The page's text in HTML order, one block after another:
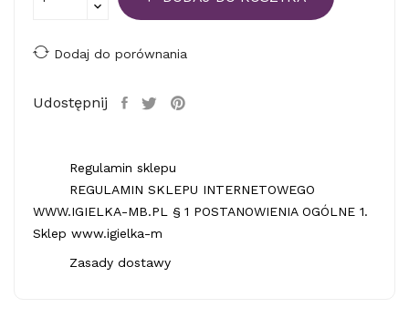
Dodaj do porównania
Udostępnij
Regulamin sklepu
REGULAMIN SKLEPU INTERNETOWEGO
WWW.IGIELKA-MB.PL § 1 POSTANOWIENIA OGÓLNE 1.
Sklep www.igielka-m
Zasady dostawy